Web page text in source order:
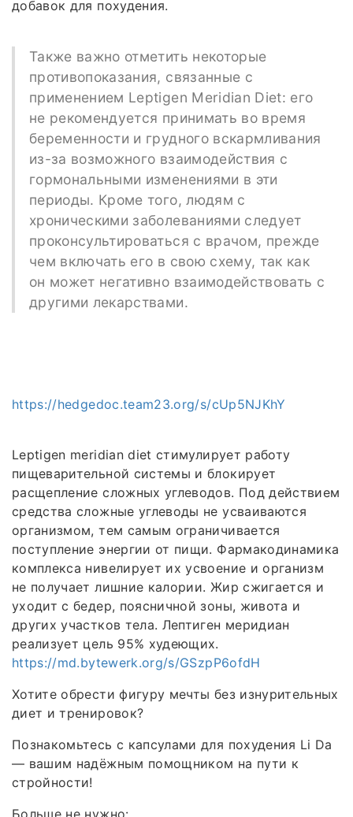
добавок для похудения.
Также важно отметить некоторые
противопоказания, связанные с
применением Leptigen Meridian Diеt: его
не рекомендуется принимать во время
беременности и грудного вскармливания
из-за возможного взаимодействия с
гормональными изменениями в эти
периоды. Кроме того, людям с
хроническими заболеваниями следует
проконсультироваться с врачом, прежде
чем включать его в свою схему, так как
он может негативно взаимодействовать с
другими лекарствами.
https://hedgedoc.team23.org/s/cUp5NJKhY
Leptigen meridian diet стимулирует работу
пищеварительной системы и блокирует
расщепление сложных углеводов. Под действием
средства сложные углеводы не усваиваются
организмом, тем самым ограничивается
поступление энергии от пищи. Фармакодинамика
комплекса нивелирует их усвоение и организм
не получает лишние калории. Жир сжигается и
уходит с бедер, поясничной зоны, живота и
других участков тела. Лептиген меридиан
реализует цель 95% худеющих.
https://md.bytewerk.org/s/GSzpP6ofdH
Хотите обрести фигуру мечты без изнурительных
диет и тренировок?
Познакомьтесь с капсулами для похудения Li Da
— вашим надёжным помощником на пути к
стройности!
Больше не нужно: